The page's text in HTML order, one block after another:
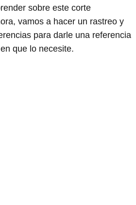
sobre este corte
vamos a hacer un rastreo y
para darle una referencia
que lo necesite.